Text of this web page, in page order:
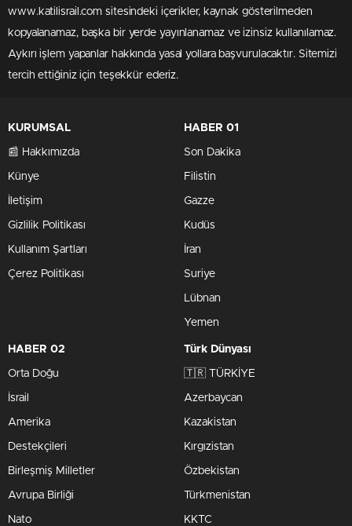
www.katilisrail.com sitesindeki içerikler, kaynak gösterilmeden
kopyalanamaz, başka bir yerde yayınlanamaz ve izinsiz kullanılamaz.
Aykırı işlem yapanlar hakkında yasal yollara başvurulacaktır. Sitemizi
tercih ettiğiniz için teşekkür ederiz.
KURUMSAL
📰 Hakkımızda
Künye
İletişim
Gizlilik Politikası
Kullanım Şartları
Çerez Politikası
HABER 01
Son Dakika
Filistin
Gazze
Kudüs
İran
Suriye
Lübnan
Yemen
HABER 02
Orta Doğu
İsrail
Amerika
Destekçileri
Birleşmiş Milletler
Avrupa Birliği
Nato
Türk Dünyası
🇹🇷 TÜRKİYE
Azerbaycan
Kazakistan
Kırgızistan
Özbekistan
Türkmenistan
KKTC